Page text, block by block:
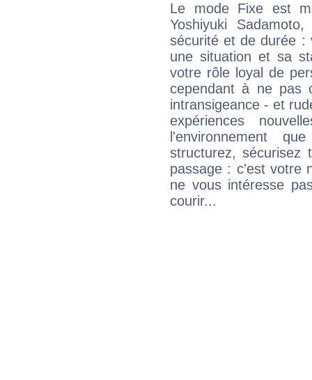
Le mode Fixe est
Yoshiyuki
sécurité et de durée :
une situation et sa
votre rôle loyal de
cependant à ne pas
intransigeance - et
expériences
l'environnement
structurez, sécurisez
passage : c'est votre
ne vous intéresse
courir...